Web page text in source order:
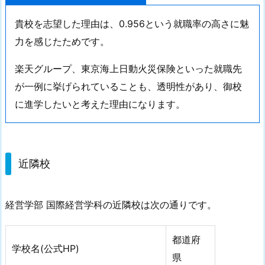
貴校を志望した理由は、0.956という就職率の高さに魅
力を感じたためです。
楽天グループ、東京海上日動火災保険といった就職先
が一例に挙げられていることも、透明性があり、御校
に進学したいと考えた理由になります。
近隣校
経営学部 国際経営学科の近隣校は次の通りです。
学校名(公式HP)
都道府
県